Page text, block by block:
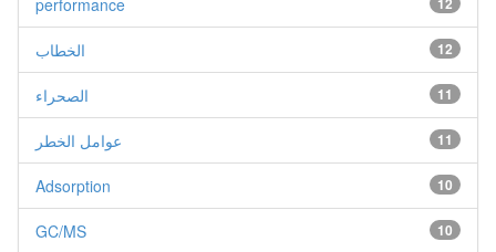
performance
12 الخطاب
11 الصحراء
11 عوامل الخطر
10
Adsorption
10
GC/MS